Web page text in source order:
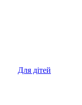
Для дітей